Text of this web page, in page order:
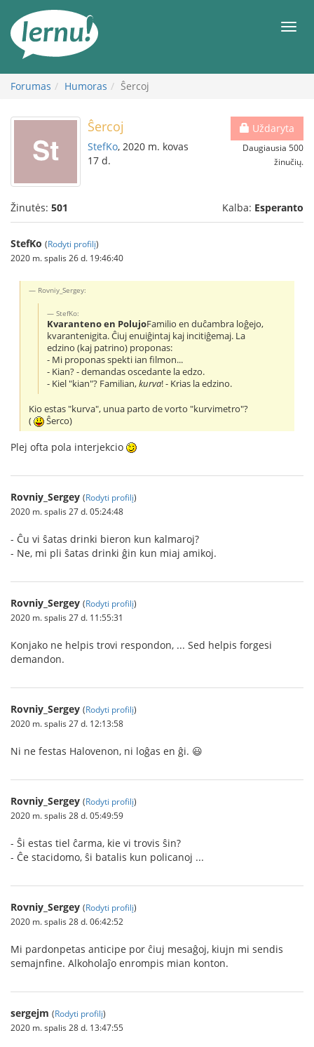
turinį
Forumas Humoras Ŝercoj
Uždaryta
Daugiausia 500
žinučių.
Ŝercoj
StefKo, 2020 m. kovas
17 d.
Žinutės: 501 Kalba: Esperanto
StefKo (Rodyti profilį)
2020 m. spalis 26 d. 19:46:40
Rovniy_Sergey:
StefKo:
Kvaranteno en PolujoFamilio en duĉambra loĝejo,
kvarantenigita. Ĉiuj enuiĝintaj kaj incitiĝemaj. La
edzino (kaj patrino) proponas:
- Mi proponas spekti ian filmon...
- Kian? - demandas oscedante la edzo.
- Kiel "kian"? Familian,kurva! - Krias la edzino.
Kio estas "kurva", unua parto de vorto "kurvimetro"?
(
Ŝerco)
Plej ofta pola interjekcio
Rovniy_Sergey (Rodyti profilį)
2020 m. spalis 27 d. 05:24:48
- Ĉu vi ŝatas drinki bieron kun kalmaroj?
- Ne, mi pli ŝatas drinki ĝin kun miaj amikoj.
Rovniy_Sergey (Rodyti profilį)
2020 m. spalis 27 d. 11:55:31
Konjako ne helpis trovi respondon, ... Sed helpis forgesi
demandon.
Rovniy_Sergey (Rodyti profilį)
2020 m. spalis 27 d. 12:13:58
Ni ne festas Halovenon, ni loĝas en ĝi. 😃
Rovniy_Sergey (Rodyti profilį)
2020 m. spalis 28 d. 05:49:59
- Ŝi estas tiel ĉarma, kie vi trovis ŝin?
- Ĉe stacidomo, ŝi batalis kun policanoj ...
Rovniy_Sergey (Rodyti profilį)
2020 m. spalis 28 d. 06:42:52
Mi pardonpetas anticipe por ĉiuj mesaĝoj, kiujn mi sendis
semajnfine. Alkoholaĵo enrompis mian konton.
sergejm (Rodyti profilį)
2020 m. spalis 28 d. 13:47:55